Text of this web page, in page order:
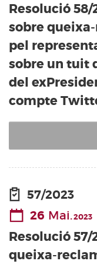
Resolució 58/
sobre
pel
sobre un tuit
del
compte
57/2023
26 Mai.2023
Resolució 57/
queixa-